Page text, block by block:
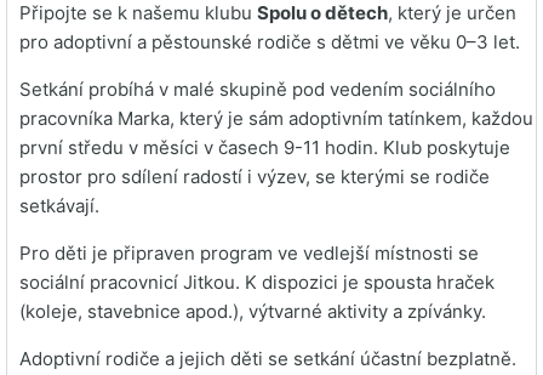
Připojte se k našemu klubu Spolu o dětech, který je určen
pro adoptivní a pěstounské rodiče s dětmi ve věku 0–3 let.
Setkání probíhá v malé skupině pod vedením sociálního
pracovníka Marka, který je sám adoptivním tatínkem, každou
první středu v měsíci v časech 9-11 hodin. Klub poskytuje
prostor pro sdílení radostí i výzev, se kterými se rodiče
setkávají.
Pro děti je připraven program ve vedlejší místnosti se
sociální pracovnicí Jitkou. K dispozici je spousta hraček
(koleje, stavebnice apod.), výtvarné aktivity a zpívánky.
Adoptivní rodiče a jejich děti se setkání účastní bezplatně.